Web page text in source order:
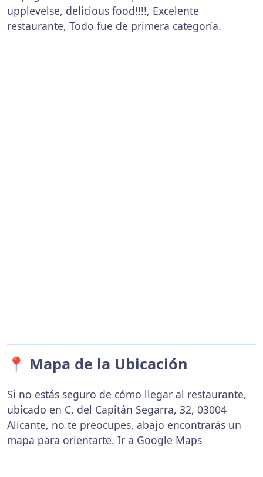
upplevelse, delicious food!!!!, Excelente
restaurante, Todo fue de primera categoría.
📍 Mapa de la Ubicación
Si no estás seguro de cómo llegar al restaurante,
ubicado en C. del Capitán Segarra, 32, 03004
Alicante, no te preocupes, abajo encontrarás un
mapa para orientarte. Ir a Google Maps